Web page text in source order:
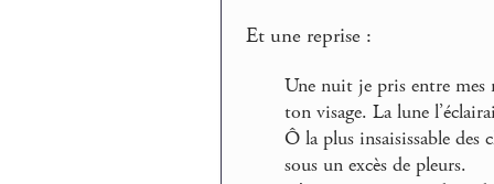
Et une reprise :
Une nuit je pris entre mes
ton visage. La lune
Ô la plus insaisissable des
sous un excès de pleurs.